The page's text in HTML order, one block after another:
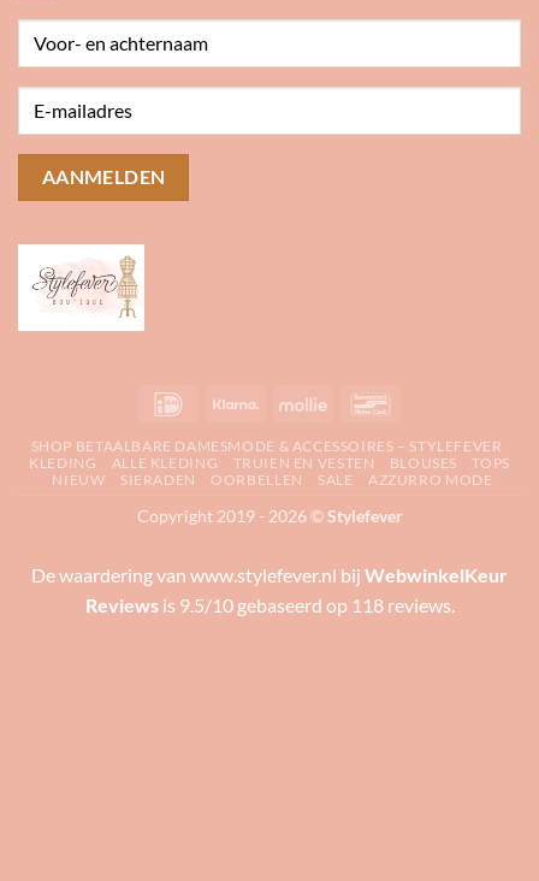
IDeal Klarna Mollie
SHOP BETAALBARE DAMESMODE & ACCESSOIRES – STYLEFEVER
KLEDING
ALLE KLEDING TRUIEN EN VESTEN BLOUSES
TOPS
NIEUW
SIERADEN OORBELLEN SALE AZZURRO MODE
Copyright 2019 - 2026 ©Stylefever
De waardering van www.stylefever.nl bij WebwinkelKeur
Reviewsis 9.5/10 gebaseerd op 118 reviews.